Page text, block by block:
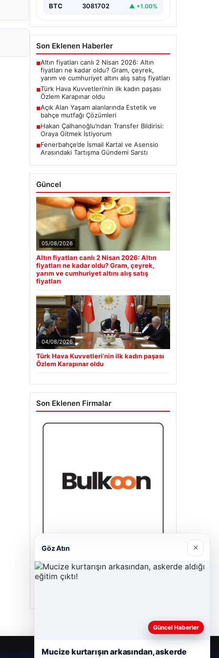
BTC 3081702 ▲ +1.00%
Son Eklenen Haberler
■Altın fiyatları canlı 2 Nisan 2026: Altın
fiyatları ne kadar oldu? Gram, çeyrek,
yarım ve cumhuriyet altını alış satış fiyatları
■Türk Hava Kuvvetleri’nin ilk kadın paşası
Özlem Karapınar oldu
■Açık Alan Yaşam alanlarında Estetik ve
bahçe mutfağı Çözümleri
■Hakan Çalhanoğlu’ndan Transfer Bildirisi:
Oraya Gitmek İstiyorum
■Fenerbahçe’de İsmail Kartal ve Asensio
Arasındaki Tartışma Gündemi Sarstı
Güncel
05/08/2026
Altın fiyatları canlı 2 Nisan 2026: Altın
fiyatları ne kadar oldu? Gram, çeyrek,
yarım ve cumhuriyet altını alış satış
fiyatları
04/08/2026
Türk Hava Kuvvetleri’nin ilk kadın paşası
Özlem Karapınar oldu
Son Eklenen Firmalar
Bulkoon Toptan Ayakkabı
03/05/2026
Göz Atın ×
Güncel Haberler
Mucize kurtarışın arkasından, askerde